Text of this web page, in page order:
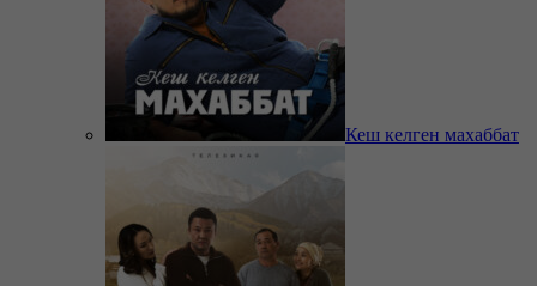
Кеш келген махаббат